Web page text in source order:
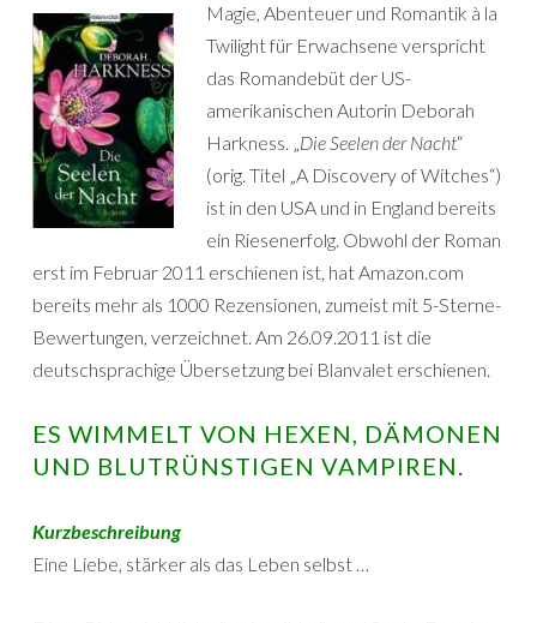
Magie, Abenteuer und Romantik à la
Twilight für Erwachsene verspricht
das Romandebüt der US-
amerikanischen Autorin Deborah
Harkness. „Die Seelen der Nacht“
(orig. Titel „A Discovery of Witches“)
ist in den USA und in England bereits
ein Riesenerfolg. Obwohl der Roman
erst im Februar 2011 erschienen ist, hat Amazon.com
bereits mehr als 1000 Rezensionen, zumeist mit 5-Sterne-
Bewertungen, verzeichnet. Am 26.09.2011 ist die
deutschsprachige Übersetzung bei Blanvalet erschienen.
ES WIMMELT VON HEXEN, DÄMONEN
UND BLUTRÜNSTIGEN VAMPIREN.
Kurzbeschreibung
Eine Liebe, stärker als das Leben selbst …